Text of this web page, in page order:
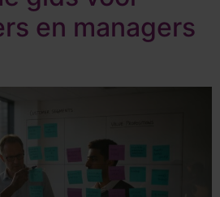
en managers